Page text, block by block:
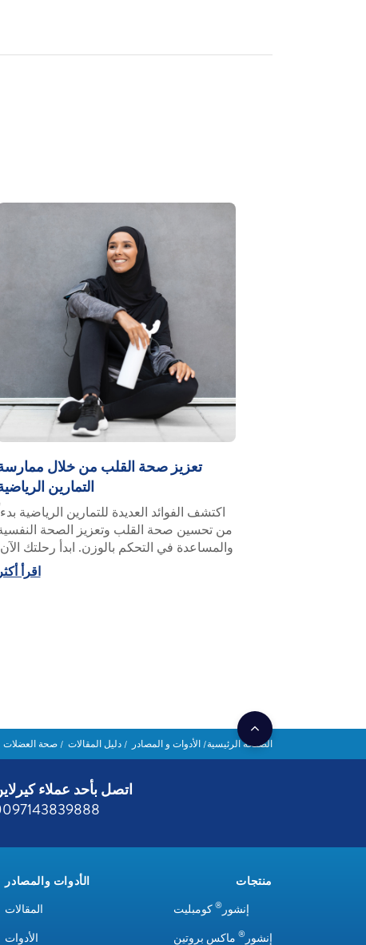
تعزيز صحة القلب من خلال
التمارين
اكتشف الفوائد العديدة للتمارين الرياضية
من تحسين صحة القلب وتعزيز الصحة
والمساعدة في التحكم بالوزن. ابدأ رحلتك
اقرأ أكثر
الصفحة الرئيسية الأدوات و المصادر دليل المقالات صحة العضلات
اتصل بأحد عملاء
منتجات
إنشور ® كومبليت
إنشور ® ماكس بروتين
الأدوات والمصادر
المقالات
الأدوات